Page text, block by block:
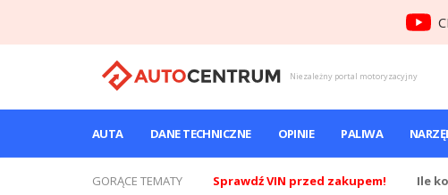
Niezależny portal motoryzacyjny
AUTA DANE TECHNICZNE OPINIE PALIWA
GORĄCE TEMATY Sprawdź VIN przed zakupem! Ile